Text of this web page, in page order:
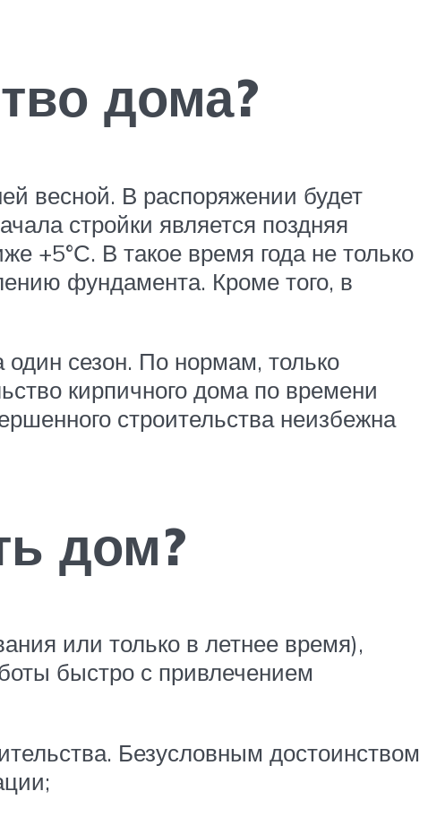
дома?
весной. В распоряжении будет
стройки является поздняя
+5°С. В такое время года не только
фундамента. Кроме того, в
сезон. По нормам, только
кирпичного дома по времени
строительства неизбежна
дом?
или только в летнее время),
быстро с привлечением
Безусловным достоинством